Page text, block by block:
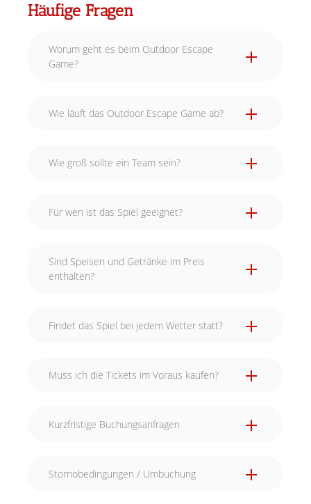
Häufige Fragen
Worum geht es beim Outdoor Escape
Game?
Wie läuft das Outdoor Escape Game ab?
Wie groß sollte ein Team sein?
Für wen ist das Spiel geeignet?
Sind Speisen und Getränke im Preis
enthalten?
Findet das Spiel bei jedem Wetter statt?
Muss ich die Tickets im Voraus kaufen?
Kurzfristige Buchungsanfragen
Stornobedingungen / Umbuchung